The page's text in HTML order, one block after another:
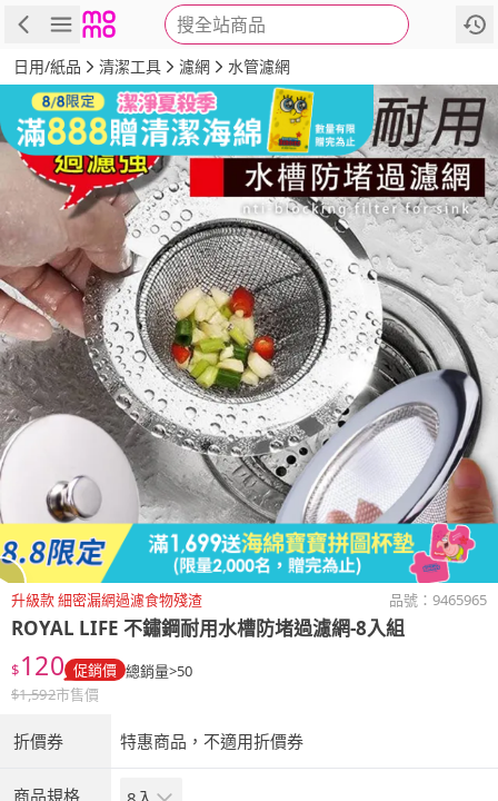
搜全站商品
商品 評價 詳情
日用/紙品 清潔工具 濾網 水管濾網
升級款 細密漏網過濾食物殘渣 品號： 9465965
ROYAL LIFE 不鏽鋼耐用水槽防堵過濾網-8入組
$120 促銷價 總銷量>50
$1,592市售價
折價券 特惠商品，不適用折價券
商品規格